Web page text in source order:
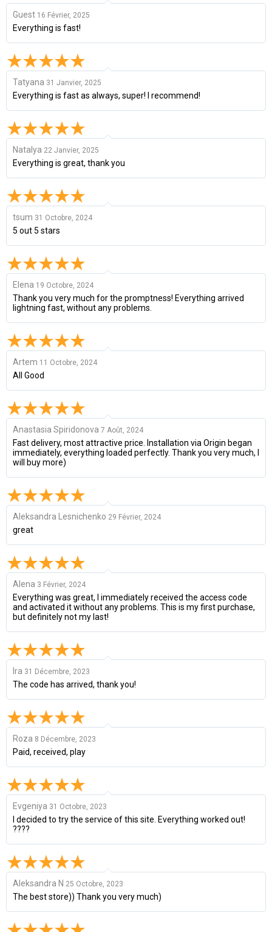
Guest 16 Février, 2025
Everything is fast!
Tatyana 31 Janvier, 2025
Everything is fast as always, super! I recommend!
Natalya 22 Janvier, 2025
Everything is great, thank you
tsum 31 Octobre, 2024
5 out 5 stars
Elena 19 Octobre, 2024
Thank you very much for the promptness! Everything arrived
lightning fast, without any problems.
Artem 11 Octobre, 2024
All Good
Anastasia Spiridonova 7 Août, 2024
Fast delivery, most attractive price. Installation via Origin began
immediately, everything loaded perfectly. Thank you very much, I
will buy more)
Aleksandra Lesnichenko 29 Février, 2024
great
Alena 3 Février, 2024
Everything was great, I immediately received the access code
and activated it without any problems. This is my first purchase,
but definitely not my last!
Ira 31 Décembre, 2023
The code has arrived, thank you!
Roza 8 Décembre, 2023
Paid, received, play
Evgeniya 31 Octobre, 2023
I decided to try the service of this site. Everything worked out!
????
Aleksandra N 25 Octobre, 2023
The best store)) Thank you very much)